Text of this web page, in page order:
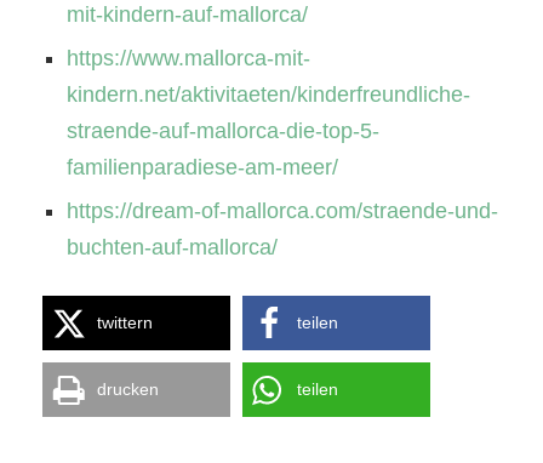
mit-kindern-auf-mallorca/
https://www.mallorca-mit-
kindern.net/aktivitaeten/kinderfreundliche-
straende-auf-mallorca-die-top-5-
familienparadiese-am-meer/
https://dream-of-mallorca.com/straende-und-
buchten-auf-mallorca/
twittern teilen
drucken teilen